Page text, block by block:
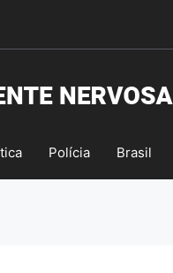
Polícia Brasil